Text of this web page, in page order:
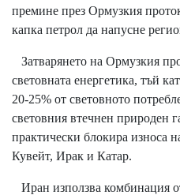
премине през Ормузкия
капка петрол да напусне
Затварянето на Ормузкия
световната енергетика, тъй
20-25% от световното
световния втечнен природен
практически блокира износа
Кувейт, Ирак и Катар.
Иран използва комбинация